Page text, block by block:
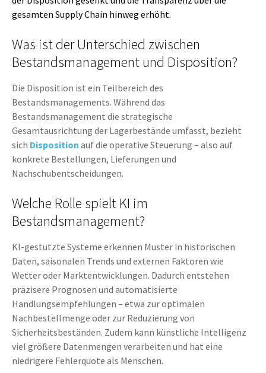
gesamten Supply Chain hinweg erhöht.
Was ist der Unterschied zwischen
Bestandsmanagement und Disposition?
Die Disposition ist ein Teilbereich des
Bestandsmanagements. Während das
Bestandsmanagement die strategische
Gesamtausrichtung der Lagerbestände umfasst, bezieht
sich Disposition auf die operative Steuerung – also auf
konkrete Bestellungen, Lieferungen und
Nachschubentscheidungen.
Welche Rolle spielt KI im
Bestandsmanagement?
KI-gestützte Systeme erkennen Muster in historischen
Daten, saisonalen Trends und externen Faktoren wie
Wetter oder Marktentwicklungen. Dadurch entstehen
präzisere Prognosen und automatisierte
Handlungsempfehlungen – etwa zur optimalen
Nachbestellmenge oder zur Reduzierung von
Sicherheitsbeständen. Zudem kann künstliche Intelligenz
viel größere Datenmengen verarbeiten und hat eine
niedrigere Fehlerquote als Menschen.